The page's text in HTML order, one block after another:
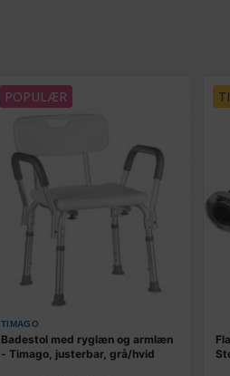
POPULÆR
TIMAGO
Badestol med ryglæn og armlæn
- Timago, justerbar, grå/hvid